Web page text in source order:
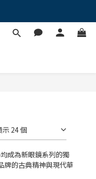
示 24 個
成為新眼鏡系列的獨
牌的古典精神與現代華